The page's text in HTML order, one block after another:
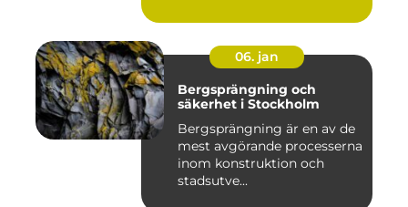
06. jan
Bergsprängning och
säkerhet i Stockholm
Bergsprängning är en av de
mest avgörande processerna
inom konstruktion och
stadsutve...